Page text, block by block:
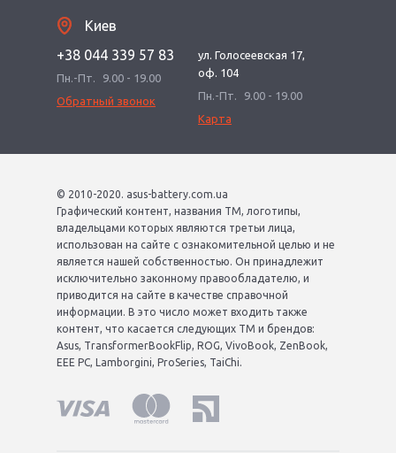
Киев
+38 044 339 57 83
Пн.-Пт.
9.00 - 19.00
Обратный звонок
ул. Голосеевская 17,
оф. 104
Пн.-Пт.
9.00 - 19.00
Карта
© 2010-2020. asus-battery.com.ua
Графический контент, названия ТМ, логотипы,
владельцами которых являются третьи лица,
использован на сайте с ознакомительной целью и не
является нашей собственностью. Он принадлежит
исключительно законному правообладателю, и
приводится на сайте в качестве справочной
информации. В это число может входить также
контент, что касается следующих ТМ и брендов:
Asus, TransformerBookFlip, ROG, VivoBook, ZenBook,
EEE PC, Lamborgini, ProSeries, TaiChi.